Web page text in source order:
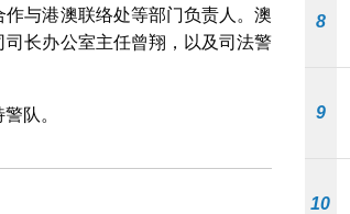
与港澳联络处等部门负责人。澳
长办公室主任曾翔，以及司法警
队。
8
9
10